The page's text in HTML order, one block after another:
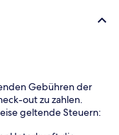
Gebühren der
out zu zahlen.
geltende Steuern: